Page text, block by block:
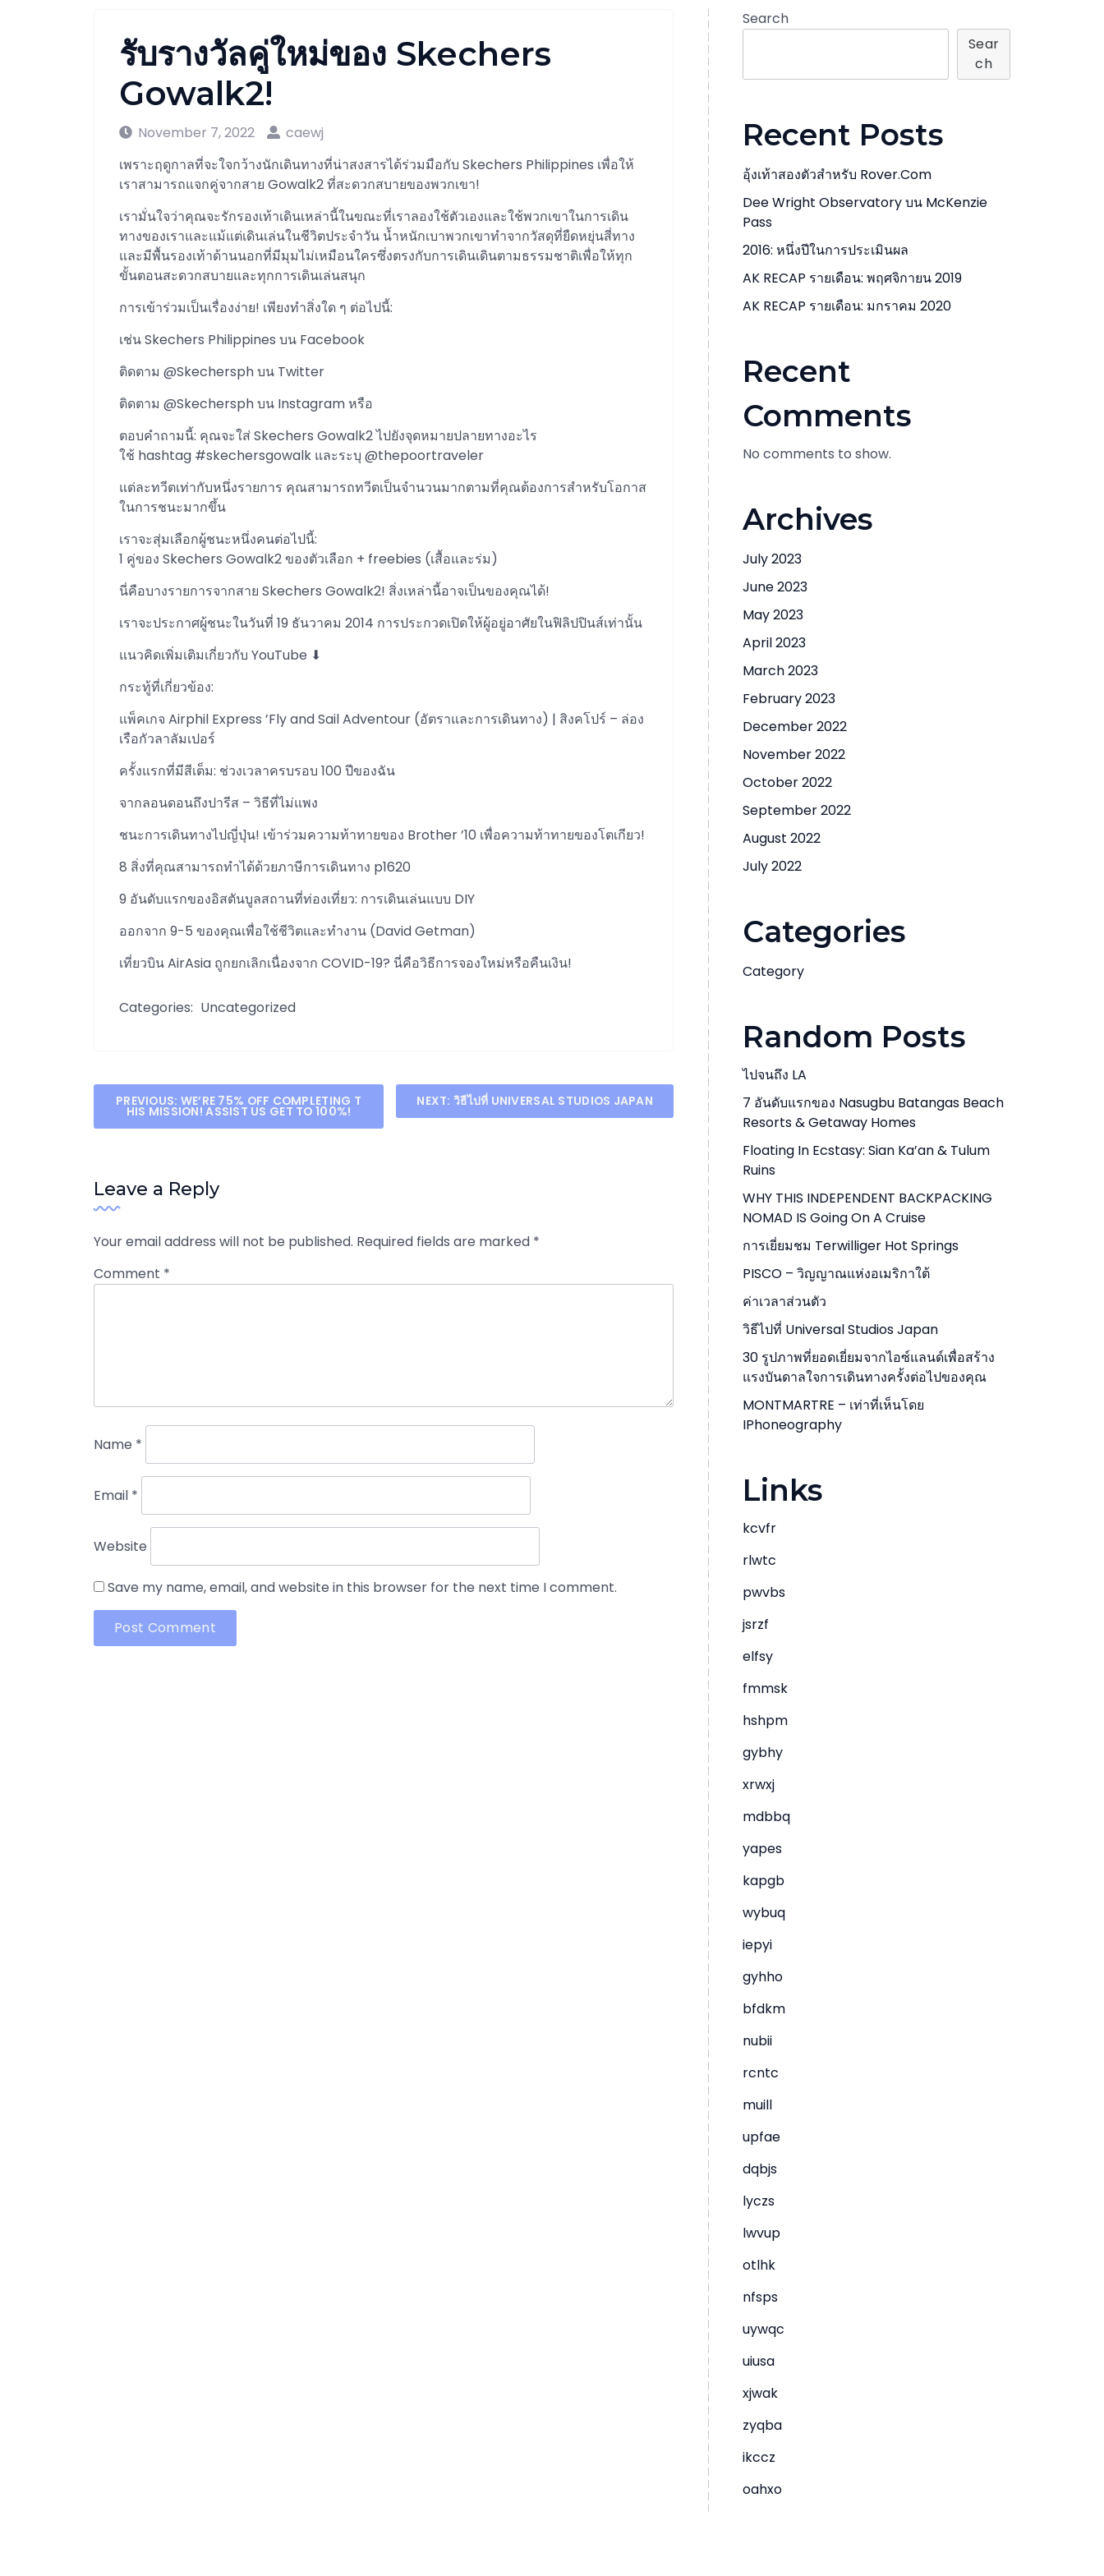
รับรางวัลคู่ใหม่ของ Skechers
Gowalk2!
November 7, 2022
caewj
เพราะฤดูกาลที่จะใจกว้างนักเดินทางที่น่าสงสารได้ร่วมมือกับ Skechers Philippines เพื่อให้
เราสามารถแจกคู่จากสาย Gowalk2 ที่สะดวกสบายของพวกเขา!
เรามั่นใจว่าคุณจะรักรองเท้าเดินเหล่านี้ในขณะที่เราลองใช้ตัวเองและใช้พวกเขาในการเดิน
ทางของเราและแม้แต่เดินเล่นในชีวิตประจำวัน น้ำหนักเบาพวกเขาทำจากวัสดุที่ยืดหยุ่นสี่ทาง
และมีพื้นรองเท้าด้านนอกที่มีมุมไม่เหมือนใครซึ่งตรงกับการเดินเดินตามธรรมชาติเพื่อให้ทุก
ขั้นตอนสะดวกสบายและทุกการเดินเล่นสนุก
การเข้าร่วมเป็นเรื่องง่าย! เพียงทำสิ่งใด ๆ ต่อไปนี้:
เช่น Skechers Philippines บน Facebook
ติดตาม @Skechersph บน Twitter
ติดตาม @Skechersph บน Instagram หรือ
ตอบคำถามนี้: คุณจะใส่ Skechers Gowalk2 ไปยังจุดหมายปลายทางอะไร
ใช้ hashtag #skechersgowalk และระบุ @thepoortraveler
แต่ละทวีตเท่ากับหนึ่งรายการ คุณสามารถทวีตเป็นจำนวนมากตามที่คุณต้องการสำหรับโอกาส
ในการชนะมากขึ้น
เราจะสุ่มเลือกผู้ชนะหนึ่งคนต่อไปนี้:
1 คู่ของ Skechers Gowalk2 ของตัวเลือก + freebies (เสื้อและร่ม)
นี่คือบางรายการจากสาย Skechers Gowalk2! สิ่งเหล่านี้อาจเป็นของคุณได้!
เราจะประกาศผู้ชนะในวันที่ 19 ธันวาคม 2014 การประกวดเปิดให้ผู้อยู่อาศัยในฟิลิปปินส์เท่านั้น
แนวคิดเพิ่มเติมเกี่ยวกับ YouTube ⬇
กระทู้ที่เกี่ยวข้อง:
แพ็คเกจ Airphil Express ’Fly and Sail Adventour (อัตราและการเดินทาง) | สิงคโปร์ – ล่อง
เรือกัวลาลัมเปอร์
ครั้งแรกที่มีสีเต็ม: ช่วงเวลาครบรอบ 100 ปีของฉัน
จากลอนดอนถึงปารีส – วิธีที่ไม่แพง
ชนะการเดินทางไปญี่ปุ่น! เข้าร่วมความท้าทายของ Brother ’10 เพื่อความท้าทายของโตเกียว!
8 สิ่งที่คุณสามารถทำได้ด้วยภาษีการเดินทาง p1620
9 อันดับแรกของอิสตันบูลสถานที่ท่องเที่ยว: การเดินเล่นแบบ DIY
ออกจาก 9-5 ของคุณเพื่อใช้ชีวิตและทำงาน (David Getman)
เที่ยวบิน AirAsia ถูกยกเลิกเนื่องจาก COVID-19? นี่คือวิธีการจองใหม่หรือคืนเงิน!
Categories: Uncategorized
Post
PREVIOUS: WE’RE 75% OFF COMPLETING T
HIS MISSION! ASSIST US GET TO 100%!
NEXT: วิธีไปที่ UNIVERSAL STUDIOS JAPAN
Leave a Reply
Your email address will not be published. Required fields are marked *
Comment *
Name *
Email *
Website
Save my name, email, and website in this browser for the next time I comment.
Search
Sear
Ch
Recent Posts
อุ้งเท้าสองตัวสำหรับ Rover.com
Dee Wright Observatory บน McKenzie
Pass
2016: หนึ่งปีในการประเมินผล
AK RECAP รายเดือน: พฤศจิกายน 2019
AK RECAP รายเดือน: มกราคม 2020
Recent
Comments
No comments to show.
Archives
July 2023
June 2023
May 2023
April 2023
March 2023
February 2023
December 2022
November 2022
October 2022
September 2022
August 2022
July 2022
Categories
Category
Random Posts
ไปจนถึง LA
7 อันดับแรกของ Nasugbu Batangas Beach
Resorts & Getaway Homes
Floating In Ecstasy: Sian Ka’an & Tulum
Ruins
WHY THIS INDEPENDENT BACKPACKING
NOMAD IS Going On A Cruise
การเยี่ยมชม Terwilliger Hot Springs
PISCO – วิญญาณแห่งอเมริกาใต้
ค่าเวลาส่วนตัว
วิธีไปที่ Universal Studios Japan
30 รูปภาพที่ยอดเยี่ยมจากไอซ์แลนด์เพื่อสร้าง
แรงบันดาลใจการเดินทางครั้งต่อไปของคุณ
MONTMARTRE – เท่าที่เห็นโดย
IPhoneography
Links
kcvfr
rlwtc
pwvbs
jsrzf
elfsy
fmmsk
hshpm
gybhy
xrwxj
mdbbq
yapes
kapgb
wybuq
iepyi
gyhho
bfdkm
nubii
rcntc
muill
upfae
dqbjs
lyczs
lwvup
otlhk
nfsps
uywqc
uiusa
xjwak
zyqba
ikccz
oahxo